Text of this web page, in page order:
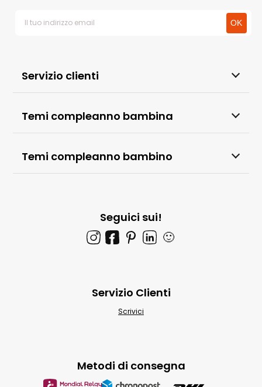
Servizio clienti
Temi compleanno bambina
Temi compleanno bambino
Seguici sui!
🙂
Metodi di consegna
Servizio Clienti
Scrivici